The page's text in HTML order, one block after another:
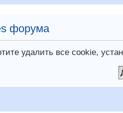
форума
удалить все cookie,